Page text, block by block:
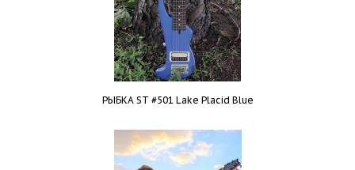
РЫБКА ST #501 Lake Placid Blue